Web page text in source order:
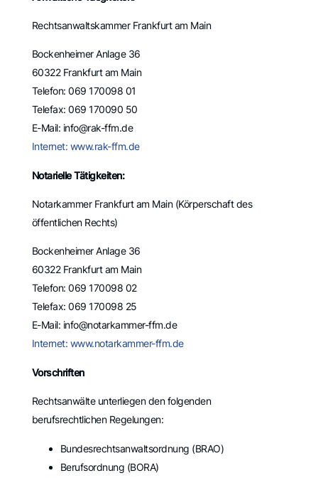
Rechtsanwaltskammer Frankfurt am Main
Bockenheimer Anlage 36
60322 Frankfurt am Main
Telefon: 069 170098 01
Telefax: 069 170090 50
E-Mail: info@rak-ffm.de
Internet: www.rak-ffm.de
Notarielle Tätigkeiten:
Notarkammer Frankfurt am Main (Körperschaft des
öffentlichen Rechts)
Bockenheimer Anlage 36
60322 Frankfurt am Main
Telefon: 069 170098 02
Telefax: 069 170098 25
E-Mail: info@notarkammer-ffm.de
Internet: www.notarkammer-ffm.de
Vorschriften
Rechtsanwälte unterliegen den folgenden
berufsrechtlichen Regelungen:
Bundesrechtsanwaltsordnung (BRAO)
Berufsordnung (BORA)